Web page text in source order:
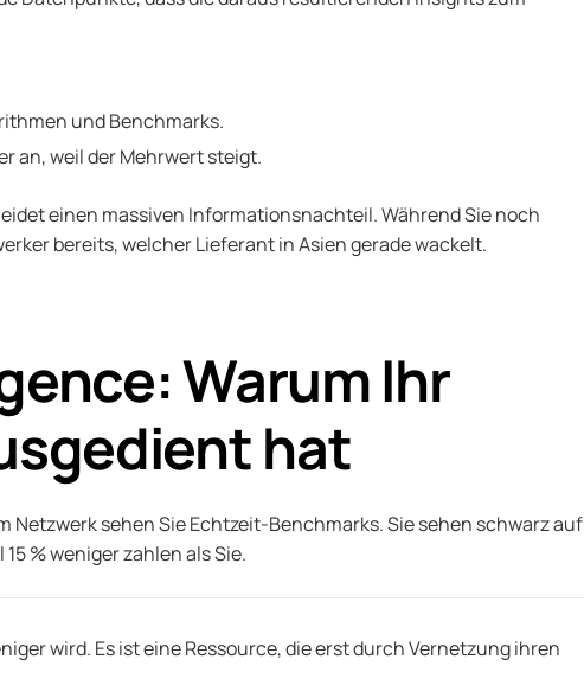
und Benchmarks.
an, weil der Mehrwert steigt.
einen massiven Informationsnachteil. Während Sie noch
bereits, welcher Lieferant in Asien gerade wackelt.
Warum Ihr
hat
Netzwerk sehen Sie Echtzeit-Benchmarks. Sie sehen schwarz auf
% weniger zahlen als Sie.
wird. Es ist eine Ressource, die erst durch Vernetzung ihren